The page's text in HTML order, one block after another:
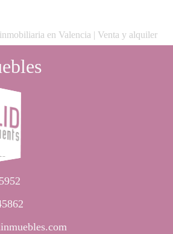
en Valencia | Venta y alquiler